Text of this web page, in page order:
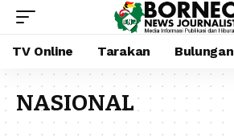
TV Online Tarakan Bulungan
NASIONAL